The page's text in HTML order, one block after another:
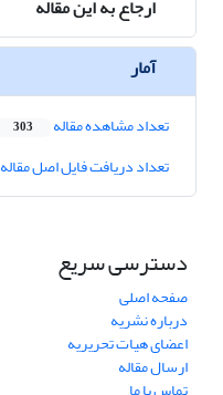
ارجاع به این مقاله
آمار
تعداد مشاهده مقاله 303
تعداد دریافت فایل اصل مقاله
دسترسی سریع
صفحه اصلی
درباره نشریه
اعضای هیات تحریریه
ارسال مقاله